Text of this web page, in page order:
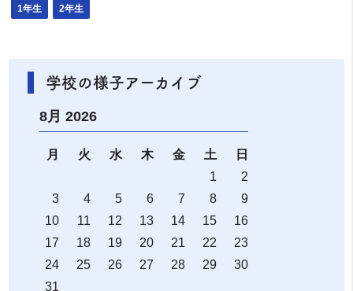
1年生 2年生
学校の様子アーカイブ
8月 2026
月 火 水 木 金 土
日
1
2
3
4 5 6 7 8
9
10
11 12 13 14 15
16
17
18 19 20 21 22
23
24
25 26 27 28 29
30
31